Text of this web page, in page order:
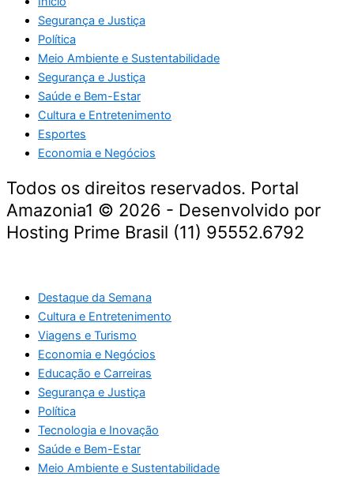
Segurança e Justiça
Política
Meio Ambiente e Sustentabilidade
Segurança e Justiça
Saúde e Bem-Estar
Cultura e Entretenimento
Esportes
Economia e Negócios
Todos os direitos reservados. Portal
Amazonia1 © 2026 - Desenvolvido por
Hosting Prime Brasil (11) 95552.6792
Destaque da Semana
Cultura e Entretenimento
Viagens e Turismo
Economia e Negócios
Educação e Carreiras
Segurança e Justiça
Política
Tecnologia e Inovação
Saúde e Bem-Estar
Meio Ambiente e Sustentabilidade